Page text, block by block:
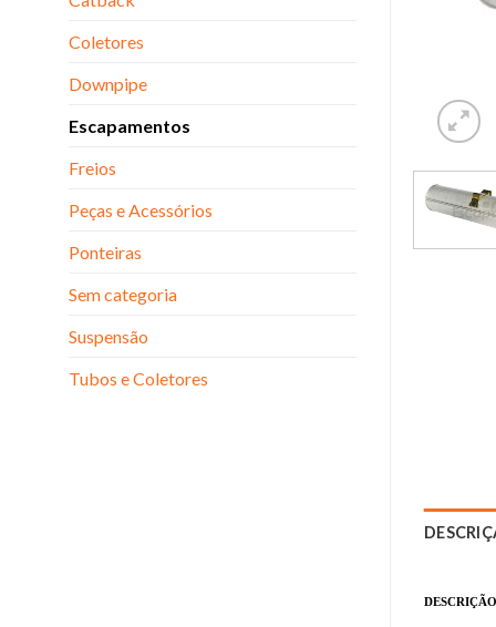
Coletores
Downpipe
Escapamentos
Freios
Peças e Acessórios
Ponteiras
Sem categoria
Suspensão
Tubos e Coletores